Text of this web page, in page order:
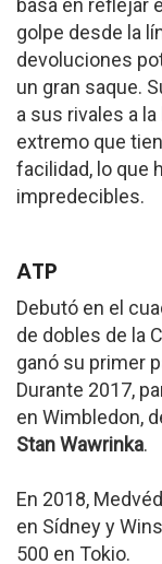
basa en reflejar
golpe desde la
devoluciones
un gran saque.
a sus rivales a
extremo que
facilidad, lo que
impredecibles.
ATP
Debutó en el
de dobles de la
ganó su primer
Durante 2017,
en Wimbledon,
Stan Wawrinka.
En 2018,
en Sídney y
500 en Tokio.